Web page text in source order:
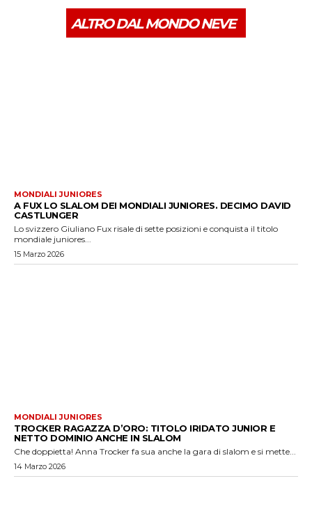
ALTRO DAL MONDO NEVE
MONDIALI JUNIORES
A FUX LO SLALOM DEI MONDIALI JUNIORES. DECIMO DAVID
CASTLUNGER
Lo svizzero Giuliano Fux risale di sette posizioni e conquista il titolo
mondiale juniores...
15 Marzo 2026
MONDIALI JUNIORES
TROCKER RAGAZZA D’ORO: TITOLO IRIDATO JUNIOR E
NETTO DOMINIO ANCHE IN SLALOM
Che doppietta! Anna Trocker fa sua anche la gara di slalom e si mette...
14 Marzo 2026